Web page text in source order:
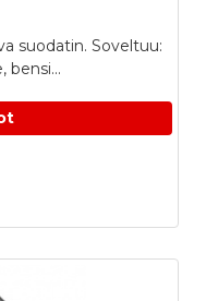
suodatin. Soveltuu:
bensi...